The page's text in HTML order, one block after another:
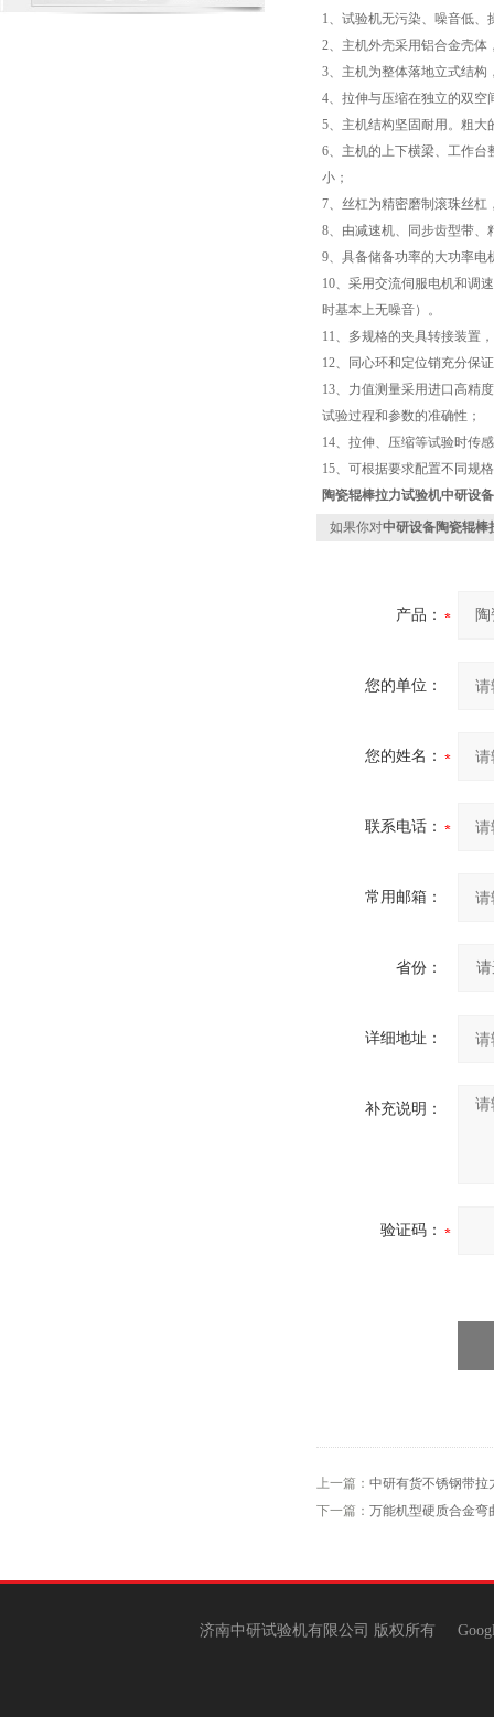
1、试验机无污染、噪音低、
2、主机外壳采用铝合金壳体
3、主机为整体落地立式结构
4、拉伸与压缩在独立的双
5、主机结构坚固耐用。粗
6、主机的上下横梁、工作
小；
7、丝杠为精密磨制滚珠丝
8、由减速机、同步齿型带
9、具备储备功率的大功率
10、采用交流伺服电机和调
时基本上无噪音）。
11、多规格的夹具转接装置
12、同心环和定位销充分保
13、力值测量采用进口高精
试验过程和参数的准确性；
14、拉伸、压缩等试验时传
15、可根据要求配置不同规
陶瓷辊棒拉力试验机中研设备
如果你对中研设备陶瓷辊棒
产品：
您的单位：
您的姓名：
联系电话：
常用邮箱：
省份：
详细地址：
补充说明：
验证码：
上一篇： 中研有货不锈钢带拉
下一篇： 万能机型硬质合金弯
济南中研试验机有限公司 版权所有